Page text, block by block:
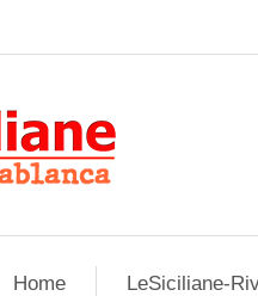
Home LeSiciliane-